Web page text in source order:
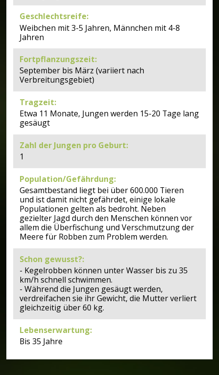
Geschlechtsreife:
Weibchen mit 3-5 Jahren, Männchen mit 4-8
Jahren
Fortpflanzungszeit:
September bis März (variiert nach
Verbreitungsgebiet)
Tragzeit:
Etwa 11 Monate, Jungen werden 15-20 Tage lang
gesäugt
Zahl der Jungen pro Geburt:
1
Population/Gefährdung:
Gesamtbestand liegt bei über 600.000 Tieren
und ist damit nicht gefährdet, einige lokale
Populationen gelten als bedroht. Neben
gezielter Jagd durch den Menschen können vor
allem die Überfischung und Verschmutzung der
Meere für Robben zum Problem werden.
Schon gewusst?:
- Kegelrobben können unter Wasser bis zu 35
km/h schnell schwimmen.
- Während die Jungen gesäugt werden,
verdreifachen sie ihr Gewicht, die Mutter verliert
gleichzeitig über 60 kg.
Lebenserwartung:
Bis 35 Jahre